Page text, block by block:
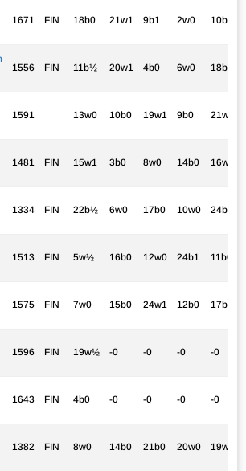
1671 FIN 18b0 21w1 9b1 2w0 10b0
1556 FIN 11b½ 20w1 4b0 6w0 18b½
1591 13w0 10b0 19w1 9b0 21w1
1481 FIN 15w1 3b0 8w0 14b0 16w½
1334 FIN 22b½ 6w0 17b0 10w0 24b1
1513 FIN 5w½ 16b0 12w0 24b1 11b0
1575 FIN 7w0 15b0 24w1 12b0 17b0
1596 FIN 19w½ -0 -0 -0 -0
1643 FIN 4b0 -0 -0 -0 -0
1382 FIN 8w0 14b0 21b0 20w0 19w0